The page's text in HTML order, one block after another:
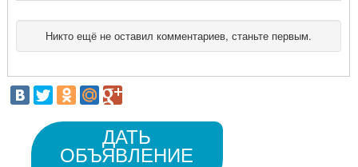
Никто ещё не оставил комментариев, станьте первым.
ДАТЬ
ОБЪЯВЛЕНИЕ